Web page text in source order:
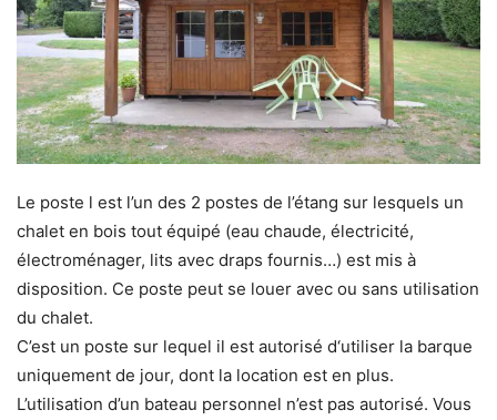
Le poste l est l’un des 2 postes de l’étang sur lesquels un
chalet en bois tout équipé (eau chaude, électricité,
électroménager, lits avec draps fournis…) est mis à
disposition. Ce poste peut se louer avec ou sans utilisation
du chalet.
C’est un poste sur lequel il est autorisé d‘utiliser la barque
uniquement de jour, dont la location est en plus.
L’utilisation d’un bateau personnel n’est pas autorisé. Vous